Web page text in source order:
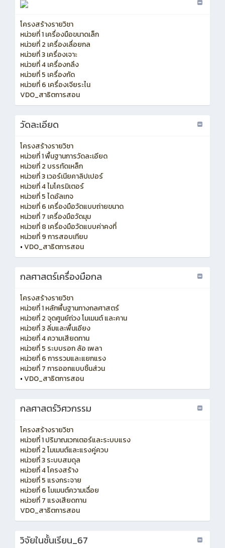
โครงสร้างรายวิชา
หน่วยที่ 1 เครื่องมือขนาดเล็ก
หน่วยที่ 2 เครื่องเลื่อยกล
หน่วยที่ 3 เครื่องเจาะ
หน่วยที่ 4 เครื่องกลึง
หน่วยที่ 5 เครื่องกัด
หน่วยที่ 6 เครื่องเจียระไน
VDO_สาธิตการสอน
วัดละเอียด
โครงสร้างรายวิชา
หน่วยที่ 1 พื้นฐานการวัดละเอียด
หน่วยที่ 2 บรรทัดเหล็ก
หน่วยที่ 3 เวอร์เนียคาลิปเปอร์
หน่วยที่ 4 ไมโครมิเตอร์
หน่วยที่ 5 ไดอัลเกจ
หน่วยที่ 6 เครื่องมือวัดแบบถ่ายขนาด
หน่วยที่ 7 เครื่องมือวัดมุม
หน่วยที่ 8 เครื่องมือวัดแบบค่าคงที่
หน่วยที่ 9 การสอบเทียบ
•VDO_สาธิตการสอน
กลศาสตร์เครื่องมือกล
โครงสร้างรายวิชา
หน่วยที่ 1 หลักพื้นฐานทางกลศาสตร์
หน่วยที่ 2 จุดศูนย์ถ่วง โมเมนต์ และคาน
หน่วยที่ 3 ลิ่มและพื้นเอียง
หน่วยที่ 4 ความเสียดทาน
หน่วยที่ 5 ระบบรอก ล้อ เพลา
หน่วยที่ 6 การรวมและแยกแรง
หน่วยที่ 7 การออกแบบชิ้นส่วน
•VDO_สาธิตการสอน
กลศาสตร์วิศวกรรม
โครงสร้างรายวิชา
หน่วยที่ 1 ปริมาณเวกเตอร์และระบบแรง
หน่วยที่ 2 โมเมนต์และแรงคู่ควบ
หน่วยที่ 3 ระบบสมดุล
หน่วยที่ 4 โครงสร้าง
หน่วยที่ 5 แรงกระจาย
หน่วยที่ 6 โมเมนต์ความเฉื่อย
หน่วยที่ 7 แรงเสียดทาน
VDO_สาธิตการสอน
วิจัยในชั้นเรียน_67